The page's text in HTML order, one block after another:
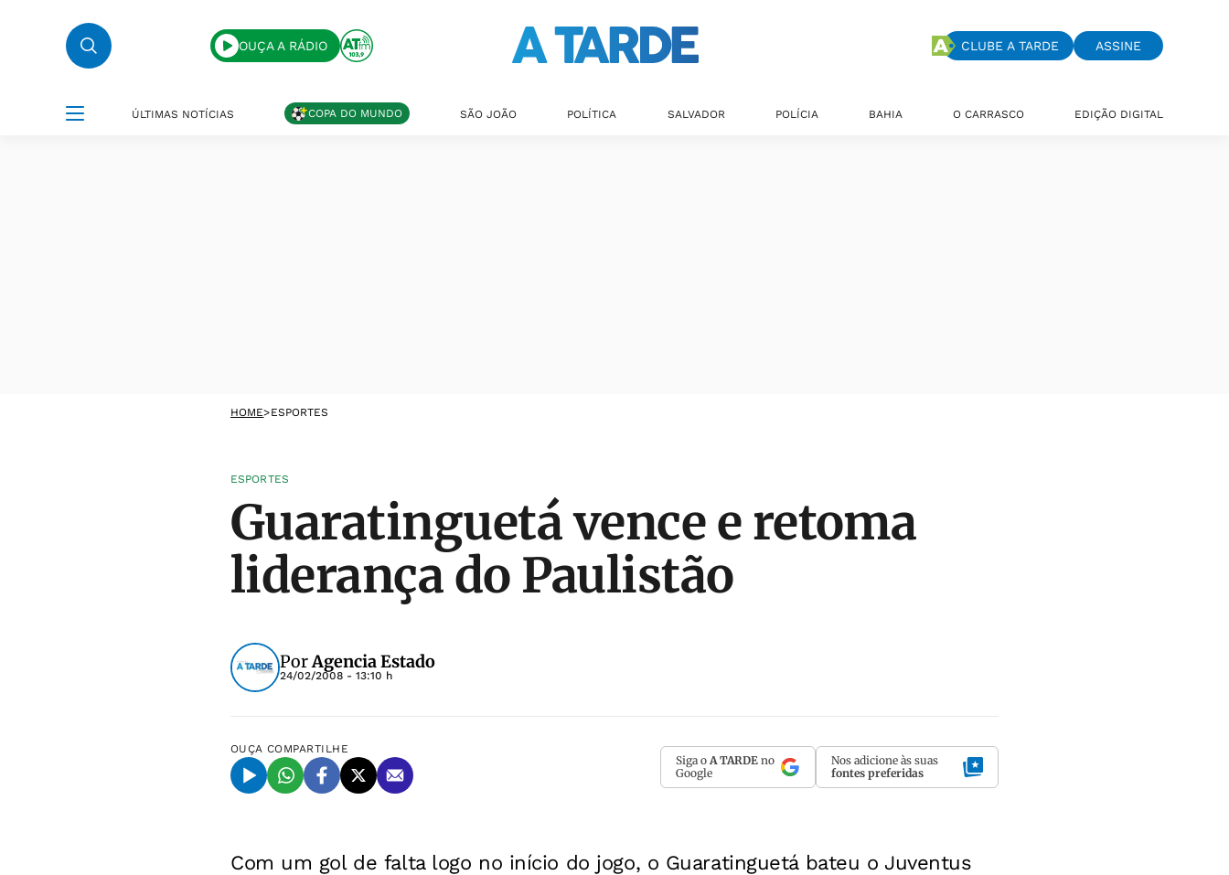
OUÇA A RÁDIO CLUBE A TARDE ASSINE
ÚLTIMAS NOTÍCIAS COPA DO MUNDO SÃO JOÃO POLÍTICA SALVADOR POLÍCIA BAHIA O CARRASCO EDIÇÃO DIGITAL
HOME>ESPORTES
ESPORTES
Guaratinguetá vence e retoma
liderança do Paulistão
PorAgencia Estado
24/02/2008 - 13:10 h
OUÇA COMPARTILHE
Siga o A TARDE no
Google
Nos adicione às suas
fontes preferidas
Com um gol de falta logo no início do jogo, o Guaratinguetá bateu o Juventus